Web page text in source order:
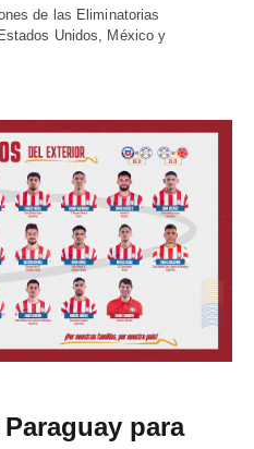
de las Eliminatorias
Unidos, México y
para